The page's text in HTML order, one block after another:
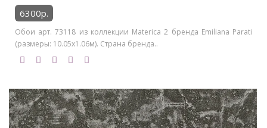
6300р.
Обои арт. 73118 из коллекции Materica 2 бренда Emiliana Parati
(размеры: 10.05х1.06м). Страна бренда..